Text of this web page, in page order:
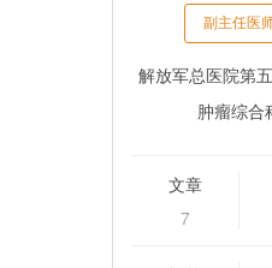
副主任医
解放军总医院第
肿瘤综合
文章
7